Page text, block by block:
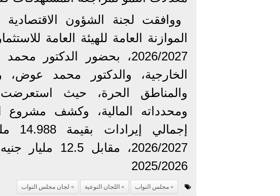
ووافقت لجنة الشؤون
الموازنة العامة للهيئة العامة
2026/2027، بحضور الدكتور
الخارجية، والدكتور محمد عوض،
والمناطق الحرة، حيث استعرضت
ومحدداته المالية، وكشف مشروع
2026/2027،
2025/2026
مجلس النواب اللجان النوعية لجان مجلس النواب